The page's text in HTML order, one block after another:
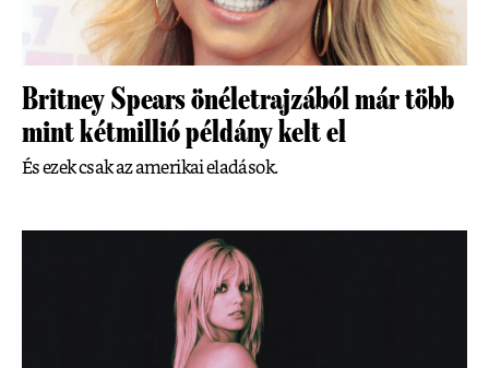
Britney Spears önéletrajzából már több
mint kétmillió példány kelt el
És ezek csak az amerikai eladások.